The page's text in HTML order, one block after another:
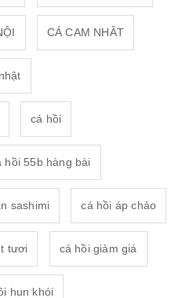
CÁ CAM NHÂT
cá hồi
hồi 55b hàng bài
sashimi cá hồi áp chảo
tươi cá hồi giảm giá
hun khói